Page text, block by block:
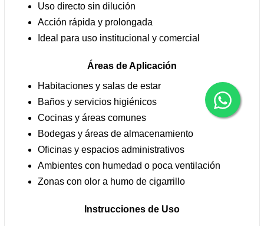
Uso directo sin dilución
Acción rápida y prolongada
Ideal para uso institucional y comercial
Áreas de Aplicación
Habitaciones y salas de estar
Baños y servicios higiénicos
Cocinas y áreas comunes
Bodegas y áreas de almacenamiento
Oficinas y espacios administrativos
Ambientes con humedad o poca ventilación
Zonas con olor a humo de cigarrillo
Instrucciones de Uso